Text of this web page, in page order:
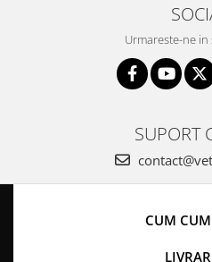
Urmareste-ne in
SUPORT
CUM